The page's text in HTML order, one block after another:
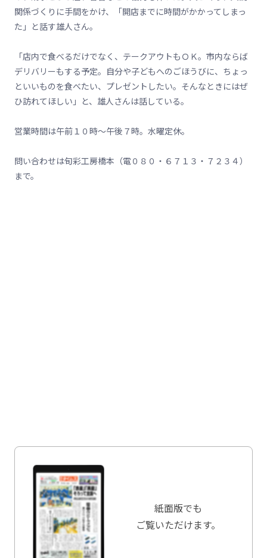
関係づくりに手間をかけ、「開店までに時間がかかってしまっ
た」と話す雄人さん。
「店内で食べるだけでなく、テークアウトもＯＫ。市内ならば
デリバリーもする予定。自分や子どもへのごほうびに、ちょっ
といいものを食べたい、プレゼントしたい。そんなときにはぜ
ひ訪れてほしい」と、雄人さんは話している。
営業時間は午前１０時～午後７時。水曜定休。
問い合わせは旬彩工房橋本（電０８０・６７１３・７２３４）
まで。
紙面版でも
ご覧いただけます。